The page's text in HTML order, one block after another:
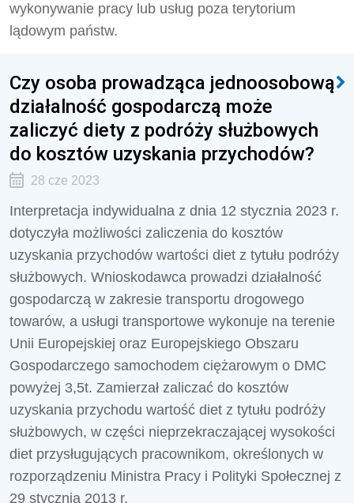
wykonywanie pracy lub usług poza terytorium
lądowym państw.
Czy osoba prowadząca jednoosobową
działalność gospodarczą może
zaliczyć diety z podróży służbowych
do kosztów uzyskania przychodów?
28 cze 2023
Interpretacja indywidualna z dnia 12 stycznia 2023 r.
dotyczyła możliwości zaliczenia do kosztów
uzyskania przychodów wartości diet z tytułu podróży
służbowych. Wnioskodawca prowadzi działalność
gospodarczą w zakresie transportu drogowego
towarów, a usługi transportowe wykonuje na terenie
Unii Europejskiej oraz Europejskiego Obszaru
Gospodarczego samochodem ciężarowym o DMC
powyżej 3,5t. Zamierzał zaliczać do kosztów
uzyskania przychodu wartość diet z tytułu podróży
służbowych, w części nieprzekraczającej wysokości
diet przysługujących pracownikom, określonych w
rozporządzeniu Ministra Pracy i Polityki Społecznej z
29 stycznia 2013 r.